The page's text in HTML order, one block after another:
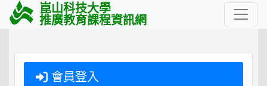
崑山科技大學
推廣教育課程資訊網
會員登入